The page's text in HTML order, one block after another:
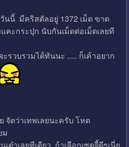
นนี้ มีคริสตัลอยู่ 1372 เม็ด ขาด
คะกระปุก นับกันเม็ดต่อเม็ดเลยที
ะรวบรวมได้ทันนะ ..... ก็เค้าอยาก
จัดว่าเทพเลยนะครับ โหด
ม